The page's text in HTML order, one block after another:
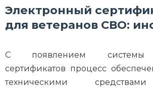
Электронный
для ветеранов СВО:
С появлением системы
сертификатов процесс
техническими